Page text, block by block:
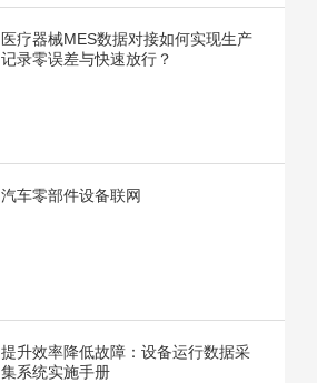
医疗器械MES数据对接如何实现生产
记录零误差与快速放行？
汽车零部件设备联网
提升效率降低故障：设备运行数据采
集系统实施手册